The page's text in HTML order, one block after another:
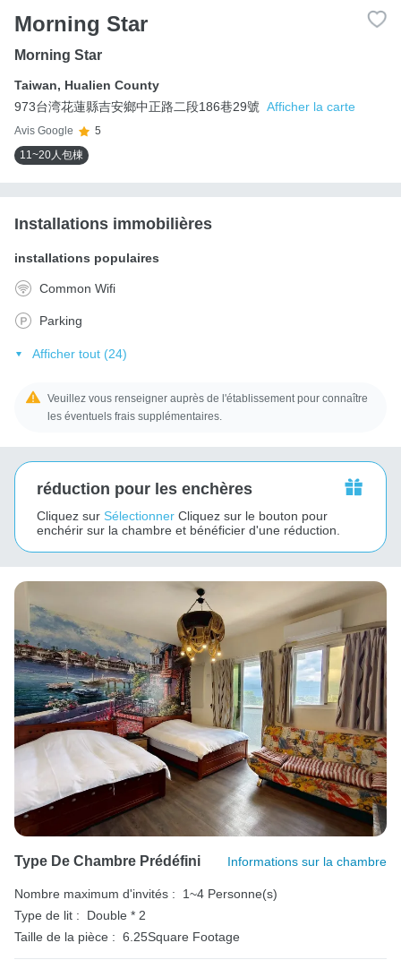
Morning Star
Morning Star
Taiwan, Hualien County
973台湾花蓮縣吉安鄉中正路二段186巷29號 Afficher la carte
Avis Google
5
11~20人包棟
Installations immobilières
installations populaires
Common Wifi
Parking
Afficher tout (24)
Veuillez vous renseigner auprès de l'établissement pour connaître
les éventuels frais supplémentaires.
réduction pour les enchères
Cliquez sur Sélectionner Cliquez sur le bouton pour
enchérir sur la chambre et bénéficier d'une réduction.
Type De Chambre Prédéfini Informations sur la chambre
Nombre maximum d'invités :
1~4 Personne(s)
Type de lit :
Double * 2
Taille de la pièce : 6.25Square Footage